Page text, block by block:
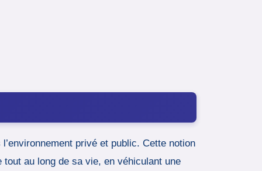
privé et public. Cette notion
au long de sa vie, en véhiculant une